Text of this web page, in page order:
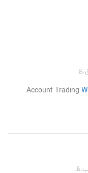
Account Trading